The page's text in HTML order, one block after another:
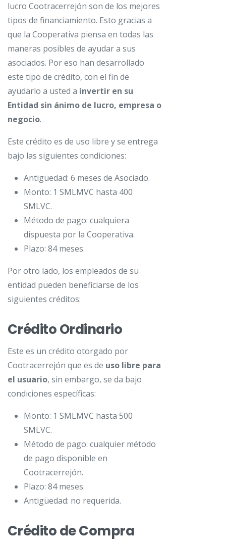
lucro Cootracerrejón son de los mejores
tipos de financiamiento. Esto gracias a
que la Cooperativa piensa en todas las
maneras posibles de ayudar a sus
asociados. Por eso han desarrollado
este tipo de crédito, con el fin de
ayudarlo a usted a invertir en su
Entidad sin ánimo de lucro, empresa o
negocio.
Este crédito es de uso libre y se entrega
bajo las siguientes condiciones:
Antigüedad: 6 meses de Asociado.
Monto: 1 SMLMVC hasta 400
SMLVC.
Método de pago: cualquiera
dispuesta por la Cooperativa.
Plazo: 84 meses.
Por otro lado, los empleados de su
entidad pueden beneficiarse de los
siguientes créditos:
Crédito Ordinario
Este es un crédito otorgado por
Cootracerrejón que es de uso libre para
el usuario, sin embargo, se da bajo
condiciones específicas:
Monto: 1 SMLMVC hasta 500
SMLVC.
Método de pago: cualquier método
de pago disponible en
Cootracerrejón.
Plazo: 84 meses.
Antigüedad: no requerida.
Crédito de Compra